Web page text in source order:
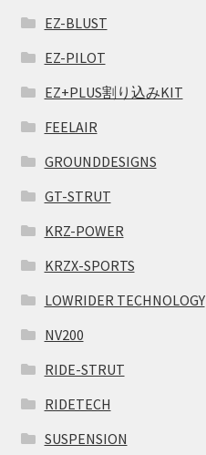
EZ-BLUST
EZ-PILOT
EZ+PLUS割り込みKIT
FEELAIR
GROUNDDESIGNS
GT-STRUT
KRZ-POWER
KRZX-SPORTS
LOWRIDER TECHNOLOGY
NV200
RIDE-STRUT
RIDETECH
SUSPENSION